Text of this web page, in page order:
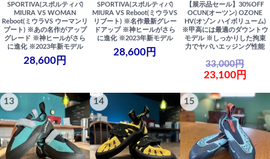
SPORTIVA(スポルティバ)
MIURA VS WOMAN
Reboot(ミウラVS ウーマンリ
ブート) ※あの名作がアップ
グレード ※神ヒールがさら
に進化 ※2023年新モデル
28,600円
SPORTIVA(スポルティバ)
MIURA VS Reboot(ミウラVS
リブート) ※名作最新グレー
ドアップ ※神ヒールがさら
に進化 ※2023年新モデル
28,600円
【展示品セール】30%OFF
OCUN(オーツン) OZONE
HV(オゾン ハイボリューム)
※甲高には最適のダウントウ
モデル ※しっかりした拘束
力でヤバいエッジング性能
33,000円
23,100円
13 14 15